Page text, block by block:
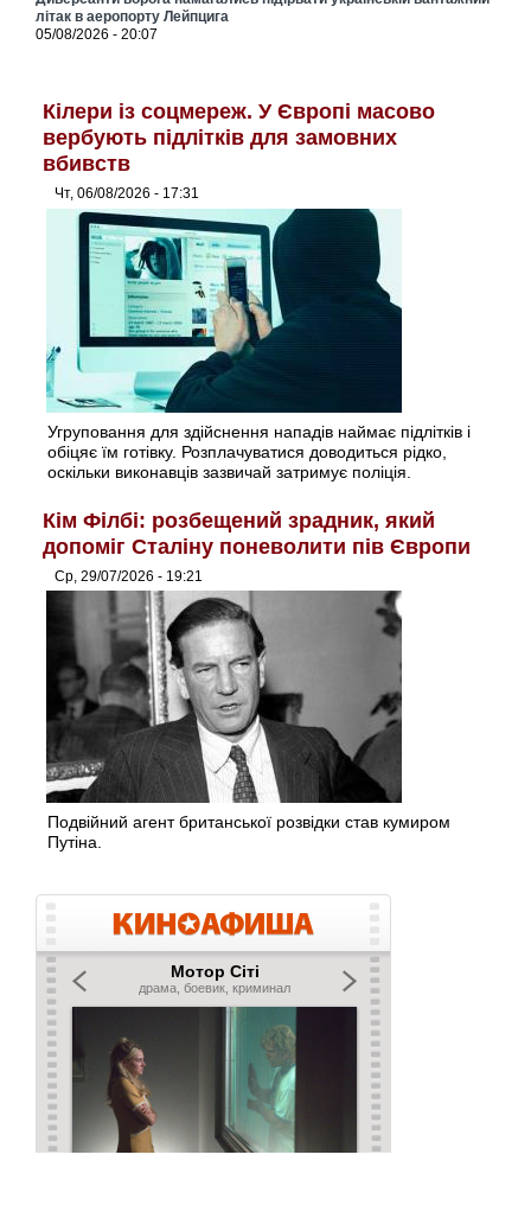
літак в аеропорту Лейпцига
05/08/2026 - 20:07
Кілери із соцмереж. У Європі масово
вербують підлітків для замовних
вбивств
Чт, 06/08/2026 - 17:31
Угруповання для здійснення нападів наймає підлітків і
обіцяє їм готівку. Розплачуватися доводиться рідко,
оскільки виконавців зазвичай затримує поліція.
Кім Філбі: розбещений зрадник, який
допоміг Сталіну поневолити пів Європи
Ср, 29/07/2026 - 19:21
Подвійний агент британської розвідки став кумиром
Путіна.